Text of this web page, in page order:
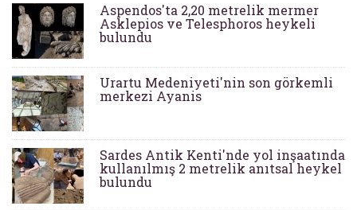
Aspendos'ta 2,20 metrelik mermer
Asklepios ve Telesphoros heykeli
bulundu
Urartu Medeniyeti'nin son görkemli
merkezi Ayanis
Sardes Antik Kenti'nde yol inşaatında
kullanılmış 2 metrelik anıtsal heykel
bulundu